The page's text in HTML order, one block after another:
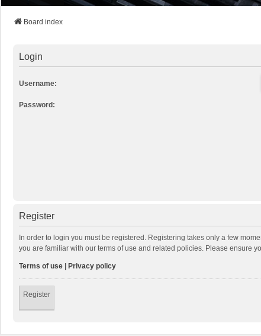
Board index
Login
Username:
Password:
Register
In order to login you must be registered. Registering takes only a few
you are familiar with our terms of use and related policies. Please ensure
Terms of use | Privacy policy
Register